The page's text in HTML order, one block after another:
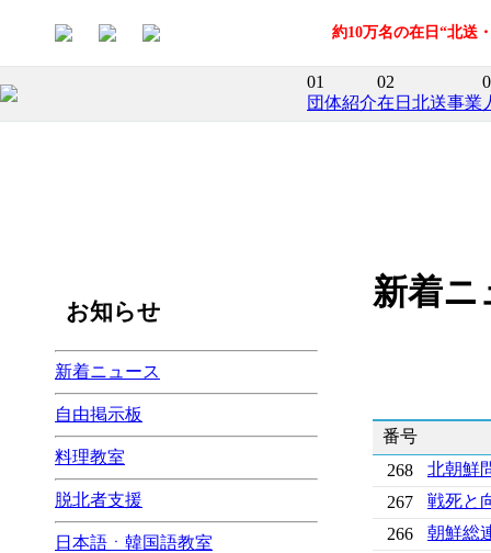
約10万名の在日“北送
01
団体紹介
02
在日北送事業
お知らせ
新着ニュース
自由掲示板
料理教室
脱北者支援
日本語ㆍ韓国語教室
新着ニ
番号
268
北朝鮮
267
戦死と
266
朝鮮総